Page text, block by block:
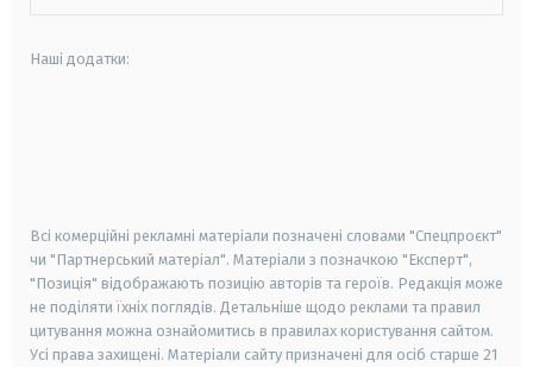
Наші додатки:
Всі комерційні рекламні матеріали позначені словами "Спецпроєкт"
чи "Партнерський матеріал". Матеріали з позначкою "Експерт",
"Позиція" відображають позицію авторів та героїв. Редакція може
не поділяти їхніх поглядів. Детальніше щодо реклами та правил
цитування можна ознайомитись в правилах користування сайтом.
Усі права захищені. Матеріали сайту призначені для осіб старше 21